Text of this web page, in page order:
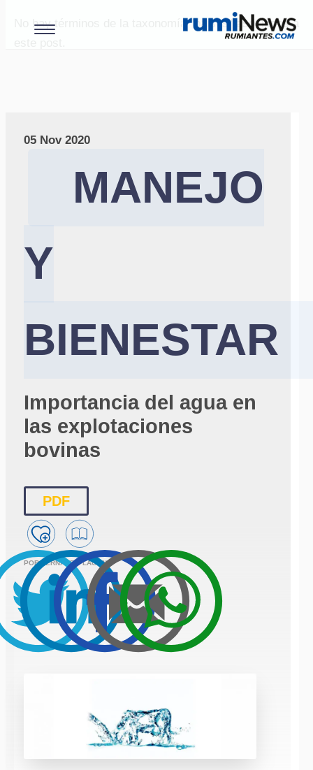
No hay términos de la taxonomía "paises" asociados a
05 Nov 2020
MANEJO
Y
BIENESTAR
Importancia del agua en
las explotaciones
bovinas
PDF
POR FERNANDO LAGUNA